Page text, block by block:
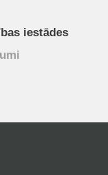
iestādes